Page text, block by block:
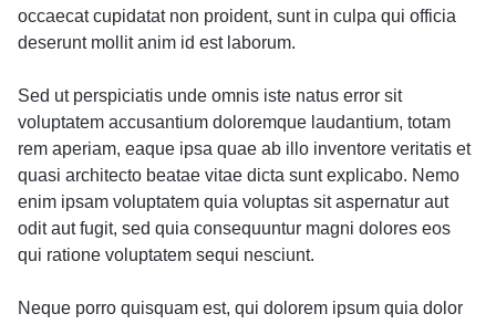
occaecat cupidatat non proident, sunt in culpa qui officia
deserunt mollit anim id est laborum.
Sed ut perspiciatis unde omnis iste natus error sit
voluptatem accusantium doloremque laudantium, totam
rem aperiam, eaque ipsa quae ab illo inventore veritatis et
quasi architecto beatae vitae dicta sunt explicabo. Nemo
enim ipsam voluptatem quia voluptas sit aspernatur aut
odit aut fugit, sed quia consequuntur magni dolores eos
qui ratione voluptatem sequi nesciunt.
Neque porro quisquam est, qui dolorem ipsum quia dolor